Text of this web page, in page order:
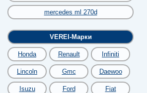
mercedes ml 270d
VEREI-Марки
Honda Renault Infiniti
Lincoln Gmc Daewoo
Isuzu Ford Fiat